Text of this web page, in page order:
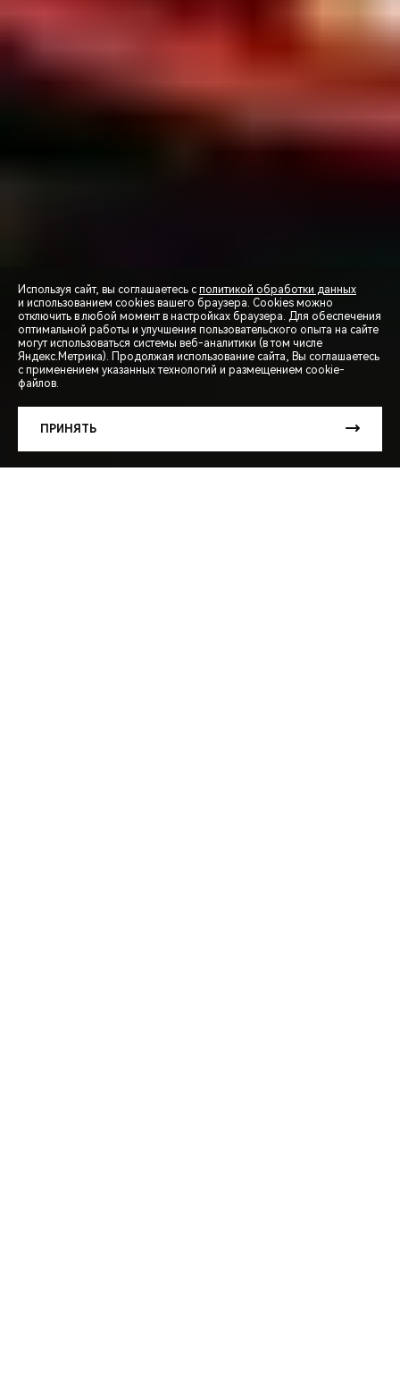
СПЕЦПРЕДЛОЖЕНИЯ
Используя сайт, вы соглашаетесь с политикой обработки данных
и использованием cookies вашего браузера. Cookies можно
отключить в любой момент в настройках браузера. Для обеспечения
оптимальной работы и улучшения пользовательского опыта на сайте
могут использоваться системы веб-аналитики (в том числе
Яндекс.Метрика). Продолжая использование сайта, Вы соглашаетесь
с применением указанных технологий и размещением cookie-
файлов.
ПРИНЯТЬ